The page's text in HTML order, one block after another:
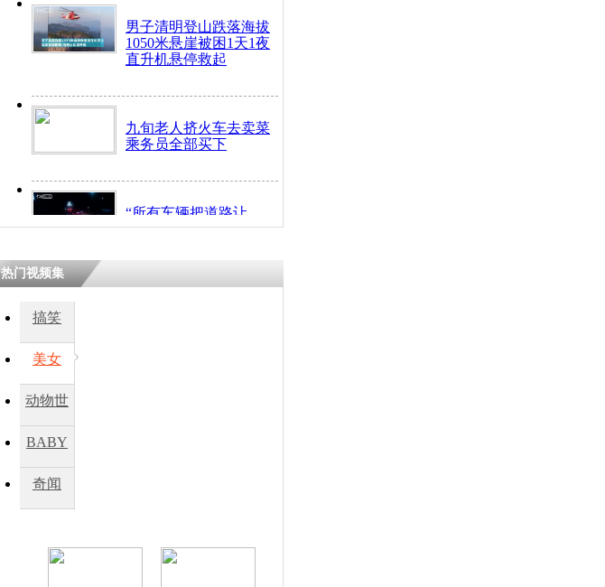
男子清明登山跌落海拔
1050米悬崖被困1天1夜
直升机悬停救起
九旬老人挤火车去卖菜
乘务员全部买下
“所有车辆把道路让
开！”儿童突发疾病交
热门视频集
搞笑
美女
动物世
BABY
秀
奇闻